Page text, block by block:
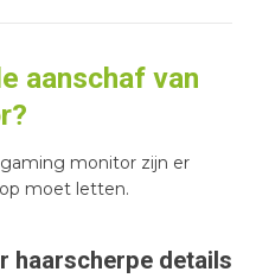
aanschaf van
monitor zijn er
moet letten.
haarscherpe details